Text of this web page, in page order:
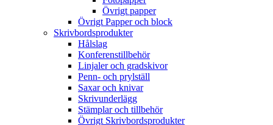
Övrigt papper
Övrigt Papper och block
Skrivbordsprodukter
Hålslag
Konferenstillbehör
Linjaler och gradskivor
Penn- och prylställ
Saxar och knivar
Skrivunderlägg
Stämplar och tillbehör
Övrigt Skrivbordsprodukter